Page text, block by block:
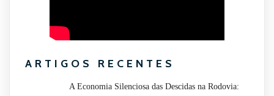
ARTIGOS RECENTES
A Economia Silenciosa das Descidas na Rodovia: